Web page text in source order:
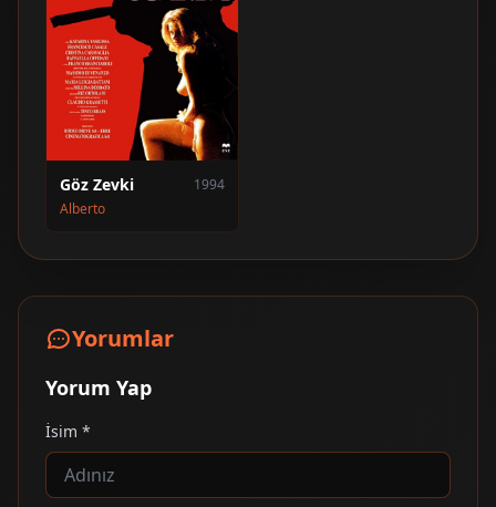
Göz Zevki
1994
Alberto
Yorumlar
Yorum Yap
İsim *